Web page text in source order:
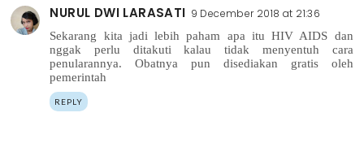
NURUL DWI LARASATI 9 December 2018 at 21:36
Sekarang kita jadi lebih paham apa itu HIV AIDS dan
nggak perlu ditakuti kalau tidak menyentuh cara
penularannya. Obatnya pun disediakan gratis oleh
pemerintah
REPLY